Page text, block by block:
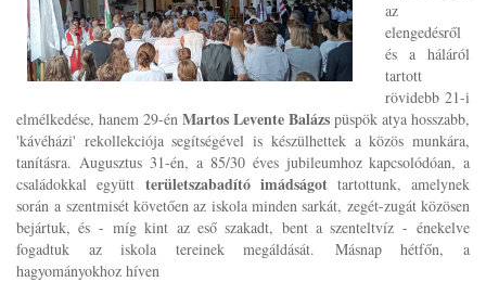
az
elengedésről
és a háláról
tartott
rövidebb 21-i
elmélkedése, hanem 29-én Martos Levente Balázs püspök atya hosszabb,
'kávéházi' rekollekciója segítségével is készülhettek a közös munkára,
tanításra. Augusztus 31-én, a 85/30 éves jubileumhoz kapcsolódóan, a
családokkal együtt területszabadító imádságot tartottunk, amelynek
során a szentmisét követően az iskola minden sarkát, zegét-zugát közösen
bejártuk, és - míg kint az eső szakadt, bent a szenteltvíz - énekelve
fogadtuk az iskola tereinek megáldását. Másnap hétfőn, a
hagyományokhoz híven